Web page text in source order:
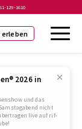
129-1610
erleben
2026 in
und das
nicht
live auf rif-